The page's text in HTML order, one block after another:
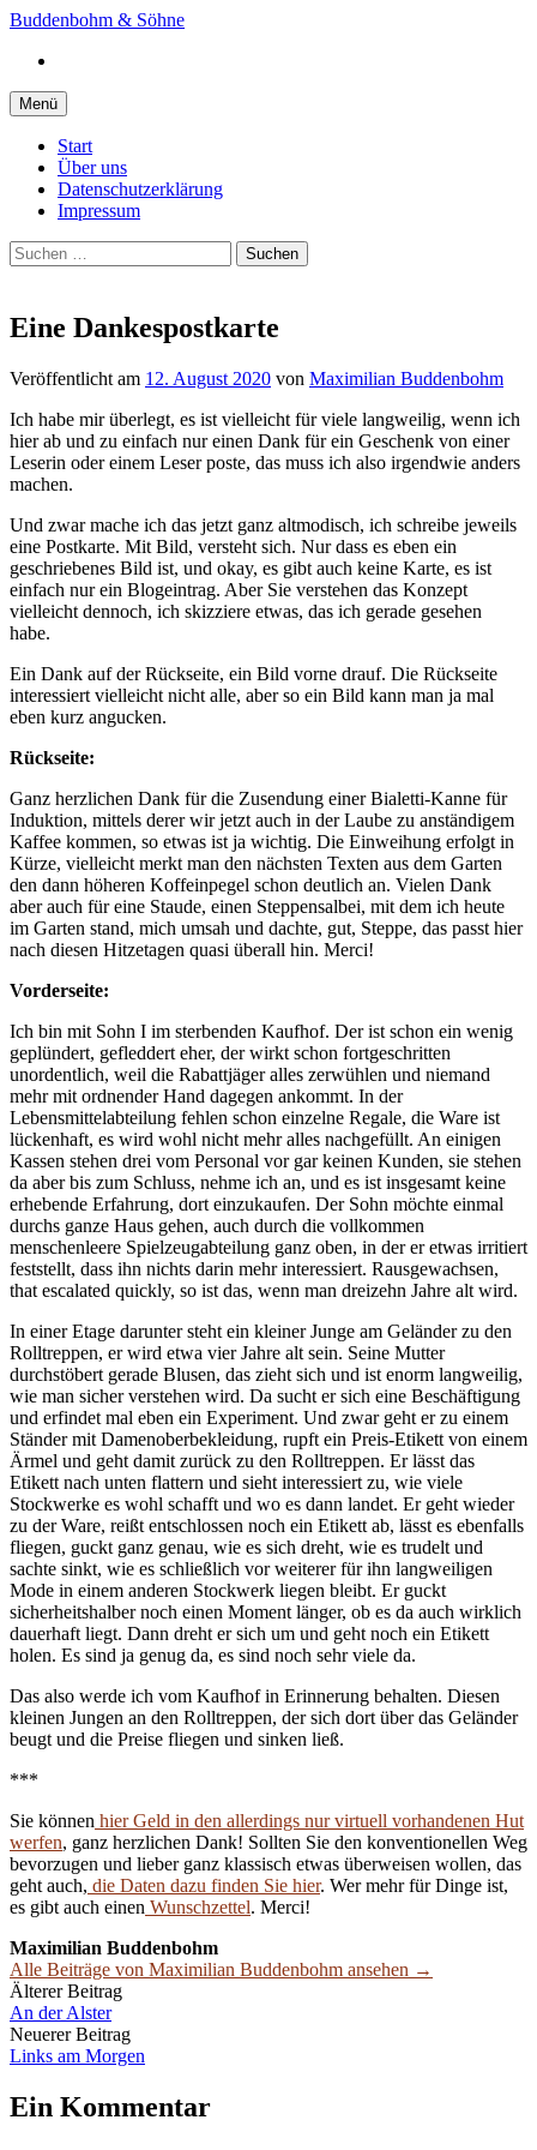
Springe
Inhalt
Buddenbohm & Söhne
Menü
Start
Über uns
Datenschutzerklärung
Impressum
Suchen
nach:
Eine Dankespostkarte
Veröffentlicht am 12. August 2020 von Maximilian Buddenbohm
Ich habe mir überlegt, es ist vielleicht für viele langweilig, wenn ich
hier ab und zu einfach nur einen Dank für ein Geschenk von einer
Leserin oder einem Leser poste, das muss ich also irgendwie anders
machen.
Und zwar mache ich das jetzt ganz altmodisch, ich schreibe jeweils
eine Postkarte. Mit Bild, versteht sich. Nur dass es eben ein
geschriebenes Bild ist, und okay, es gibt auch keine Karte, es ist
einfach nur ein Blogeintrag. Aber Sie verstehen das Konzept
vielleicht dennoch, ich skizziere etwas, das ich gerade gesehen
habe.
Ein Dank auf der Rückseite, ein Bild vorne drauf. Die Rückseite
interessiert vielleicht nicht alle, aber so ein Bild kann man ja mal
eben kurz angucken.
Rückseite:
Ganz herzlichen Dank für die Zusendung einer Bialetti-Kanne für
Induktion, mittels derer wir jetzt auch in der Laube zu anständigem
Kaffee kommen, so etwas ist ja wichtig. Die Einweihung erfolgt in
Kürze, vielleicht merkt man den nächsten Texten aus dem Garten
den dann höheren Koffeinpegel schon deutlich an. Vielen Dank
aber auch für eine Staude, einen Steppensalbei, mit dem ich heute
im Garten stand, mich umsah und dachte, gut, Steppe, das passt hier
nach diesen Hitzetagen quasi überall hin. Merci!
Vorderseite:
Ich bin mit Sohn I im sterbenden Kaufhof. Der ist schon ein wenig
geplündert, gefleddert eher, der wirkt schon fortgeschritten
unordentlich, weil die Rabattjäger alles zerwühlen und niemand
mehr mit ordnender Hand dagegen ankommt. In der
Lebensmittelabteilung fehlen schon einzelne Regale, die Ware ist
lückenhaft, es wird wohl nicht mehr alles nachgefüllt. An einigen
Kassen stehen drei vom Personal vor gar keinen Kunden, sie stehen
da aber bis zum Schluss, nehme ich an, und es ist insgesamt keine
erhebende Erfahrung, dort einzukaufen. Der Sohn möchte einmal
durchs ganze Haus gehen, auch durch die vollkommen
menschenleere Spielzeugabteilung ganz oben, in der er etwas irritiert
feststellt, dass ihn nichts darin mehr interessiert. Rausgewachsen,
that escalated quickly, so ist das, wenn man dreizehn Jahre alt wird.
In einer Etage darunter steht ein kleiner Junge am Geländer zu den
Rolltreppen, er wird etwa vier Jahre alt sein. Seine Mutter
durchstöbert gerade Blusen, das zieht sich und ist enorm langweilig,
wie man sicher verstehen wird. Da sucht er sich eine Beschäftigung
und erfindet mal eben ein Experiment. Und zwar geht er zu einem
Ständer mit Damenoberbekleidung, rupft ein Preis-Etikett von einem
Ärmel und geht damit zurück zu den Rolltreppen. Er lässt das
Etikett nach unten flattern und sieht interessiert zu, wie viele
Stockwerke es wohl schafft und wo es dann landet. Er geht wieder
zu der Ware, reißt entschlossen noch ein Etikett ab, lässt es ebenfalls
fliegen, guckt ganz genau, wie es sich dreht, wie es trudelt und
sachte sinkt, wie es schließlich vor weiterer für ihn langweiligen
Mode in einem anderen Stockwerk liegen bleibt. Er guckt
sicherheitshalber noch einen Moment länger, ob es da auch wirklich
dauerhaft liegt. Dann dreht er sich um und geht noch ein Etikett
holen. Es sind ja genug da, es sind noch sehr viele da.
Das also werde ich vom Kaufhof in Erinnerung behalten. Diesen
kleinen Jungen an den Rolltreppen, der sich dort über das Geländer
beugt und die Preise fliegen und sinken ließ.
***
Sie können hier Geld in den allerdings nur virtuell vorhandenen Hut
werfen, ganz herzlichen Dank! Sollten Sie den konventionellen Weg
bevorzugen und lieber ganz klassisch etwas überweisen wollen, das
geht auch, die Daten dazu finden Sie hier. Wer mehr für Dinge ist,
es gibt auch einen Wunschzettel. Merci!
Maximilian Buddenbohm
Alle Beiträge von Maximilian Buddenbohm ansehen →
Beitrags-
Navigation
Älterer Beitrag
An der Alster
Neuerer Beitrag
Links am Morgen
Ein Kommentar